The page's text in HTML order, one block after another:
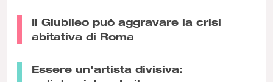
Il Giubileo può aggravare la crisi
abitativa di Roma
Essere un'artista divisiva: